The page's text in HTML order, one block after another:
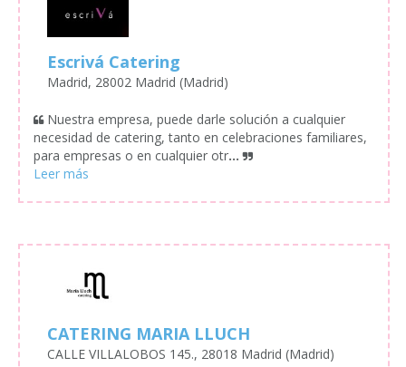
Escrivá Catering
Madrid, 28002 Madrid (Madrid)
Nuestra empresa, puede darle solución a cualquier
necesidad de catering, tanto en celebraciones familiares,
para empresas o en cualquier otr...
CATERING MARIA LLUCH
CALLE VILLALOBOS 145., 28018 Madrid (Madrid)